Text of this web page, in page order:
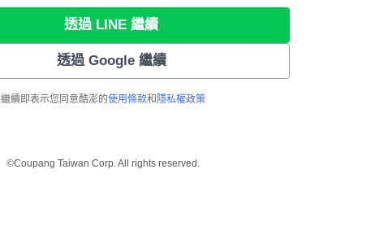
透過 LINE 繼續
透過 Google 繼續
繼續即表示您同意酷澎的使用條款和 隱私權政策
©Coupang Taiwan Corp. All rights reserved.